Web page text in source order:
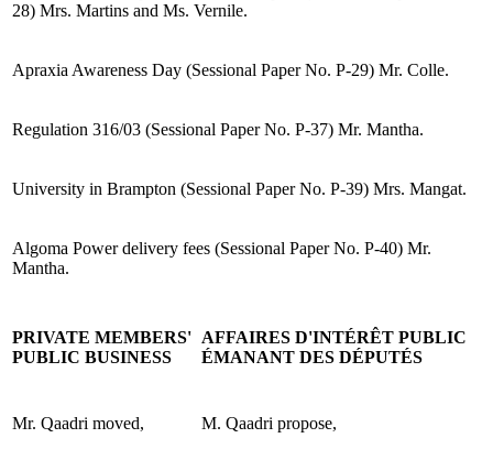
28) Mrs. Martins and Ms. Vernile.
Apraxia Awareness Day (Sessional Paper No. P-29) Mr. Colle.
Regulation 316/03 (Sessional Paper No. P-37) Mr. Mantha.
University in Brampton (Sessional Paper No. P-39) Mrs. Mangat.
Algoma Power delivery fees (Sessional Paper No. P-40) Mr.
Mantha.
PRIVATE MEMBERS'
PUBLIC BUSINESS
AFFAIRES D'INTÉRÊT PUBLIC
ÉMANANT DES DÉPUTÉS
Mr. Qaadri moved, M. Qaadri propose,